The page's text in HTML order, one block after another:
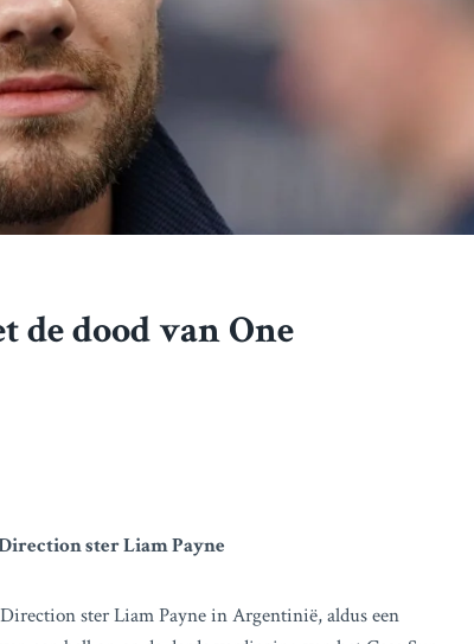
de dood van One
ster Liam Payne
ster Liam Payne in Argentinië, aldus een